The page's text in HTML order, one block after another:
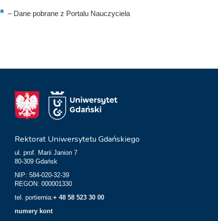
–Dane pobrane z Portalu Nauczyciela
Rektorat Uniwersytetu Gdańskiego
ul. prof. Marii Janion 7
80-309 Gdańsk
NIP: 584-020-32-39
REGON: 000001330
tel. portiernia:+ 48 58 523 30 00
numery kont